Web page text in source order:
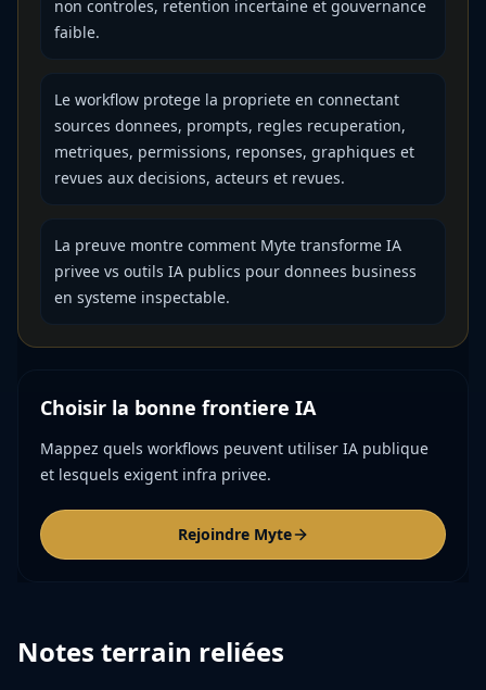
non controles, retention incertaine et gouvernance
faible.
Le workflow protege la propriete en connectant
sources donnees, prompts, regles recuperation,
metriques, permissions, reponses, graphiques et
revues aux decisions, acteurs et revues.
La preuve montre comment Myte transforme IA
privee vs outils IA publics pour donnees business
en systeme inspectable.
Choisir la bonne frontiere IA
Mappez quels workflows peuvent utiliser IA publique
et lesquels exigent infra privee.
Rejoindre Myte
Notes terrain reliées